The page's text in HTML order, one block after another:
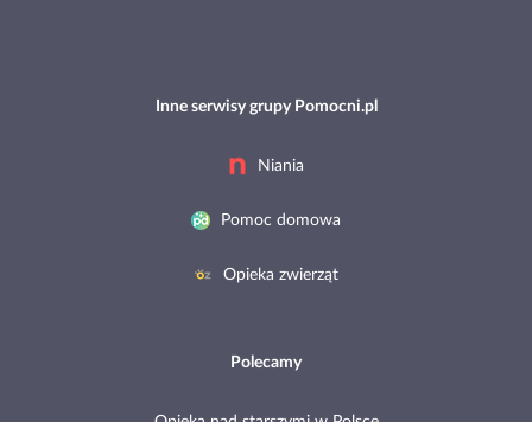
Inne serwisy grupy Pomocni.pl
Niania
Pomoc domowa
Opieka zwierząt
Polecamy